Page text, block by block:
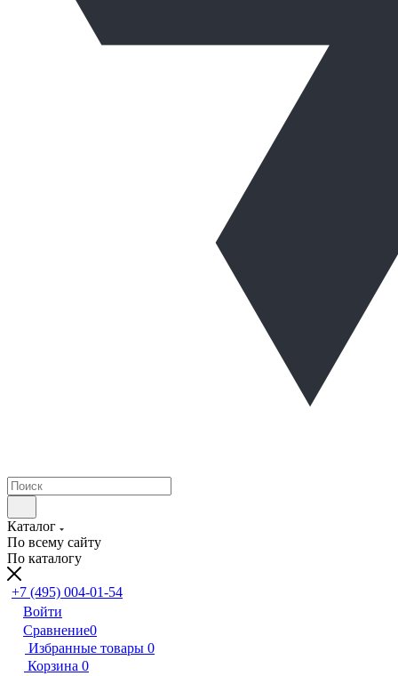
Каталог
По всему сайту
По каталогу
+7 (495) 004-01-54
Войти
Сравнение0
Избранные товары 0
Корзина 0